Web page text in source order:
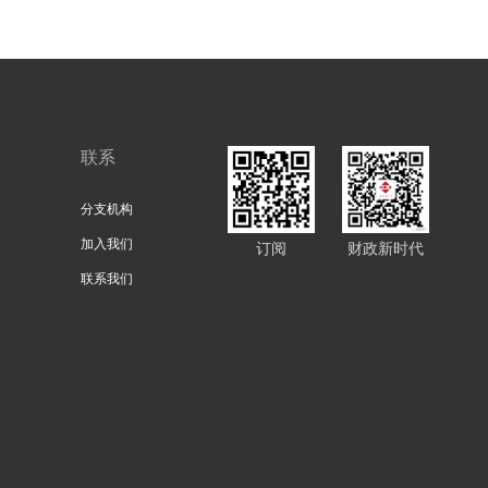
联系
分支机构
加入我们
联系我们
订阅 财政新时代